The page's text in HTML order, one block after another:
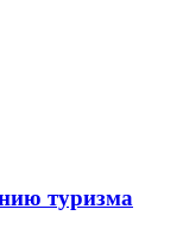
туризма